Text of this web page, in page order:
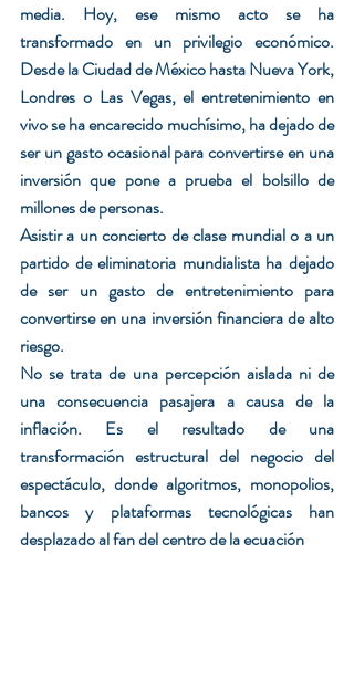
media. Hoy, ese mismo acto se ha
transformado en un privilegio económico.
Desde la Ciudad de México hasta Nueva York,
Londres o Las Vegas, el entretenimiento en
vivo se ha encarecido muchísimo, ha dejado de
ser un gasto ocasional para convertirse en una
inversión que pone a prueba el bolsillo de
millones de personas.
Asistir a un concierto de clase mundial o a un
partido de eliminatoria mundialista ha dejado
de ser un gasto de entretenimiento para
convertirse en una inversión financiera de alto
riesgo.
No se trata de una percepción aislada ni de
una consecuencia pasajera a causa de la
inflación. Es el resultado de una
transformación estructural del negocio del
espectáculo, donde algoritmos, monopolios,
bancos y plataformas tecnológicas han
desplazado al fan del centro de la ecuación